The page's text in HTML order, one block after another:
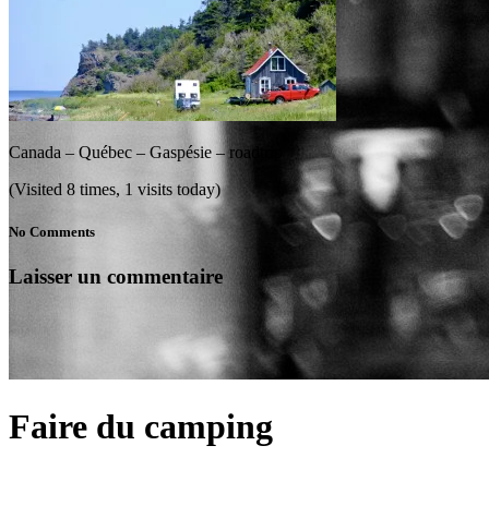
Faire du camping
Canada – Québec – Gaspésie – roadtrip
(Visited 8 times, 1 visits today)
No Comments
Laisser un commentaire